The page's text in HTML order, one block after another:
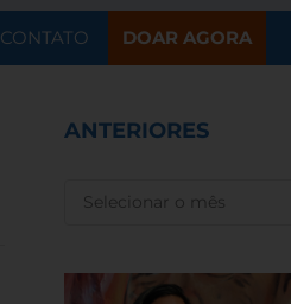
CONTATO DOAR AGORA
ANTERIORES